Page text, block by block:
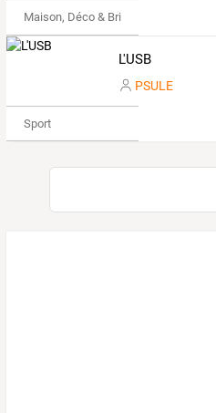
Maison, Déco & Bricolage
L'USB
PSULE
Sport